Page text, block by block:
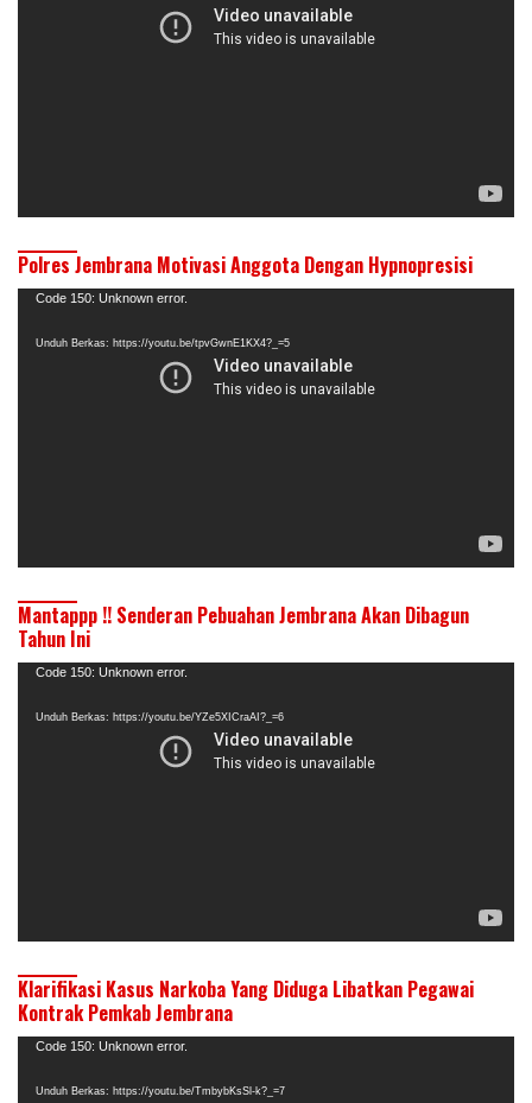
Polres Jembrana Motivasi Anggota Dengan Hypnopresisi
Pemutar
Code 150: Unknown error.
Unduh Berkas: https://youtu.be/tpvGwnE1KX4?_=5
Mantappp !! Senderan Pebuahan Jembrana Akan Dibagun
Tahun Ini
Pemutar
Code 150: Unknown error.
Unduh Berkas: https://youtu.be/YZe5XICraAI?_=6
Klarifikasi Kasus Narkoba Yang Diduga Libatkan Pegawai
Kontrak Pemkab Jembrana
Pemutar
Code 150: Unknown error.
Unduh Berkas: https://youtu.be/TmbybKsSl-k?_=7